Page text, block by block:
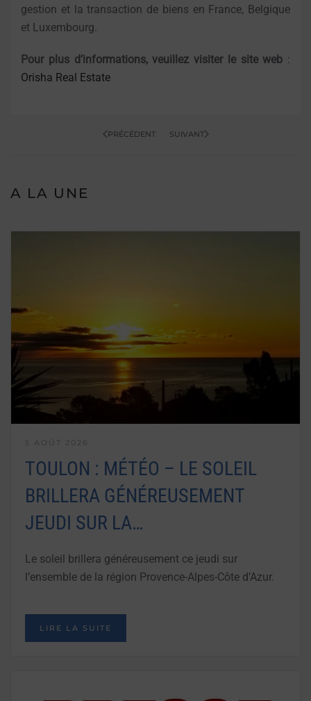
gestion et la transaction de biens en France, Belgique
et Luxembourg.
Pour plus d’informations, veuillez visiter le site web :
Orisha Real Estate
PRÉCÉDENT SUIVANT
A LA UNE
TOULON : MÉTÉO – LE SOLEIL
BRILLERA GÉNÉREUSEMENT
JEUDI SUR LA…
Le soleil brillera généreusement ce jeudi sur
l’ensemble de la région Provence-Alpes-Côte d’Azur.
LIRE LA SUITE